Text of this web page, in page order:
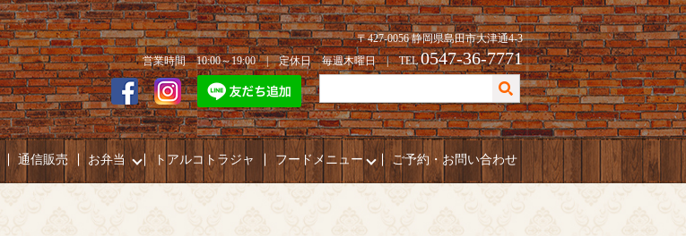
〒427-0056 静岡県島田市大津通4-3
営業時間 10:00～19:00 | 定休日 毎週木曜日 | TEL0547-36-7771
通信販売 お弁当 トアルコトラジャ フードメニュー ご予約・お問い合わせ